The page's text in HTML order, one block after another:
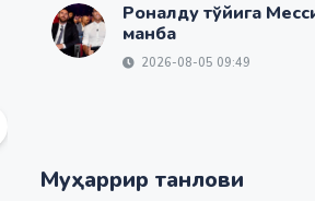
Роналду тўйига
манба
2026-08-05 09:49
Муҳаррир танлови